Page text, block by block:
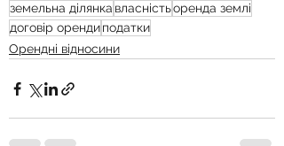
земельна ділянка власністьоренда землі
договір орендиподатки
Орендні відносини